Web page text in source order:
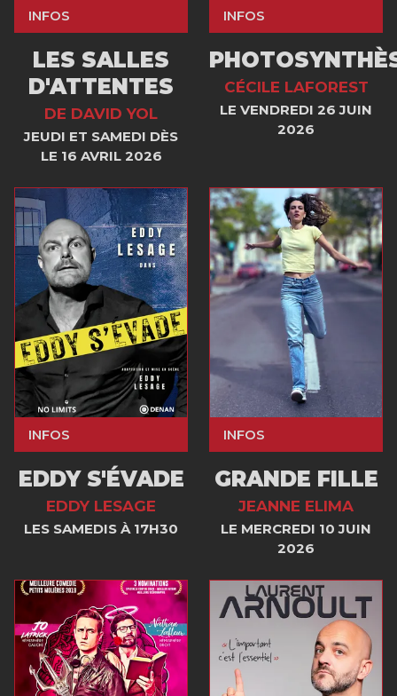
INFOS
LES SALLES
D'ATTENTES
DE DAVID YOL
JEUDI ET SAMEDI DÈS
LE 16 AVRIL 2026
INFOS
CÉCILE LAFOREST
LE VENDREDI 26 JUIN
2026
INFOS
EDDY S'ÉVADE
EDDY LESAGE
LES SAMEDIS À 17H30
INFOS
GRANDE FILLE
JEANNE ELIMA
LE MERCREDI 10 JUIN
2026